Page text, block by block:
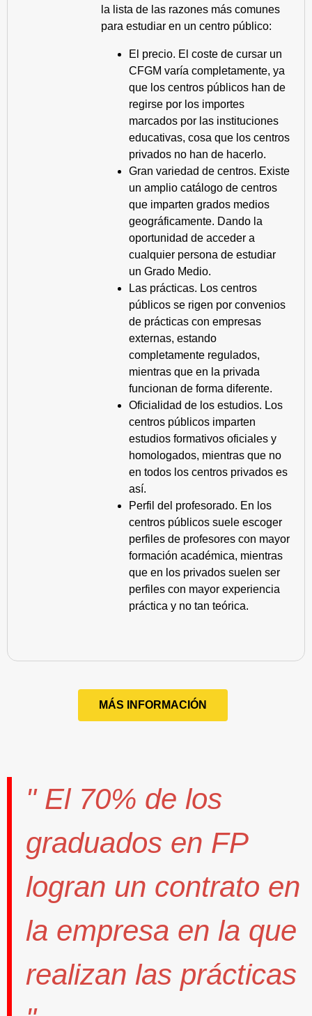
la lista de las razones más comunes
para estudiar en un centro público:
El precio. El coste de cursar un
CFGM varía completamente, ya
que los centros públicos han de
regirse por los importes
marcados por las instituciones
educativas, cosa que los centros
privados no han de hacerlo.
Gran variedad de centros. Existe
un amplio catálogo de centros
que imparten grados medios
geográficamente. Dando la
oportunidad de acceder a
cualquier persona de estudiar
un Grado Medio.
Las prácticas. Los centros
públicos se rigen por convenios
de prácticas con empresas
externas, estando
completamente regulados,
mientras que en la privada
funcionan de forma diferente.
Oficialidad de los estudios. Los
centros públicos imparten
estudios formativos oficiales y
homologados, mientras que no
en todos los centros privados es
así.
Perfil del profesorado. En los
centros públicos suele escoger
perfiles de profesores con mayor
formación académica, mientras
que en los privados suelen ser
perfiles con mayor experiencia
práctica y no tan teórica.
MÁS INFORMACIÓN
" El 70% de los
graduados en FP
logran un contrato en
la empresa en la que
realizan las prácticas